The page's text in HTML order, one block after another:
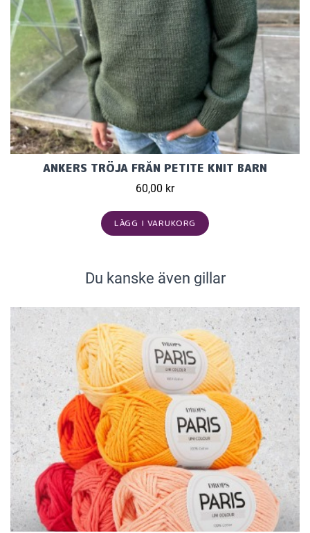
ANKERS TRÖJA FRÅN PETITE KNIT BARN
60,00 kr
LÄGG I VARUKORG
Du kanske även gillar